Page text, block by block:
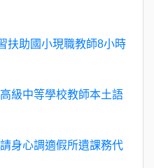
扶助國小現職教師8小時
級中等學校教師本土語
身心調適假所遺課務代